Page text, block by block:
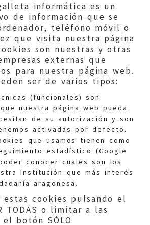
informática es un
de información que se
teléfono móvil o
que visita nuestra página
son nuestras y otras
externas que
para nuestra página web.
ser de varios tipos:
(funcionales) son
nuestra página web pueda
de su autorización y son
activadas por defecto.
que usamos tienen como
estadístico (Google
conocer cuales son los
Institución que más interés
aragonesa.
estas cookies pulsando el
TODAS o limitar a las
botón SÓLO
general:
900 210 210/